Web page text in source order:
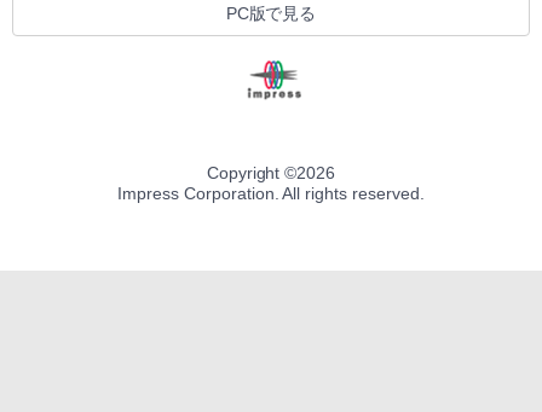
PC版で見る
Copyright ©2026
Impress Corporation. All rights reserved.